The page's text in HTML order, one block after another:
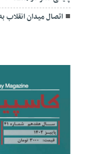
اتصال میدان انقلاب